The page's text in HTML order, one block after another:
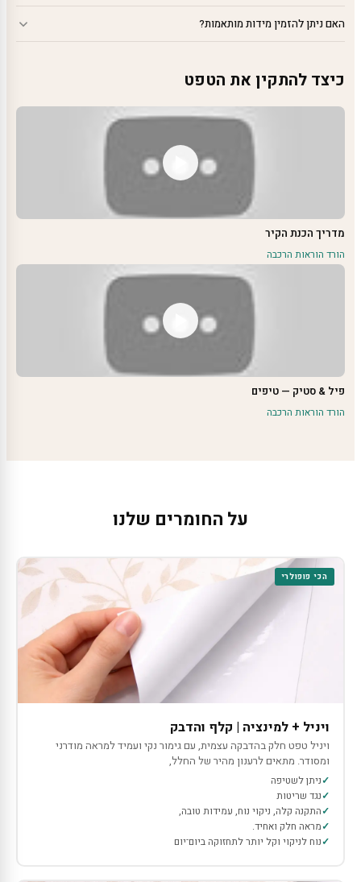
האם ניתן להזמין מידות מותאמות?
כיצד להתקין את הטפט
מדריך הכנת הקיר
הורד הוראות הרכבה
פיל & סטיק — טיפים
הורד הוראות הרכבה
על החומרים שלנו
הכי פופולרי
ויניל + למינציה | קלף והדבק
ויניל טפט חלק בהדבקה עצמית, עם גימור נקי ועמיד למראה מודרני
ומסודר. מתאים לרענון מהיר של החלל,
ניתן לשטיפה
נגד שריטות
התקנה קלה, ניקוי נוח, עמידות טובה,
מראה חלק ואחיד.
נוח לניקוי וקל יותר לתחזוקה ביום־יום